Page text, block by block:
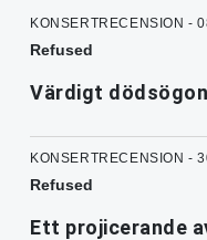
KONSERTRECENSION -
Refused
Värdigt
KONSERTRECENSION -
Refused
Ett projicerande